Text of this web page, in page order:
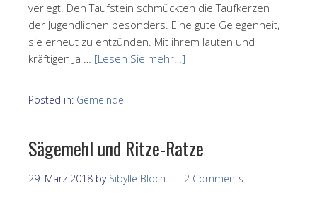
verlegt. Den Taufstein schmückten die Taufkerzen
der Jugendlichen besonders. Eine gute Gelegenheit,
sie erneut zu entzünden. Mit ihrem lauten und
kräftigen Ja … [Lesen Sie mehr…]
Posted in: Gemeinde
Sägemehl und Ritze-Ratze
29. März 2018 by Sibylle Bloch 2 Comments